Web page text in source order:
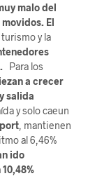
malo del
movidos. El
y la
Para los
a crecer
salida
y solo caeun
, mantienen
al 6,46%
ido